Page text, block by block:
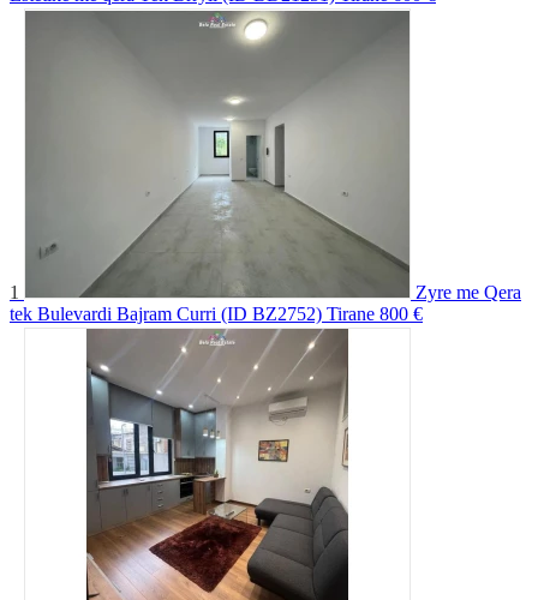
1
Zyre me Qera
tek Bulevardi Bajram Curri (ID BZ2752) Tirane 800 €